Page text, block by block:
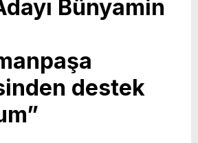
Bünyamin
destek